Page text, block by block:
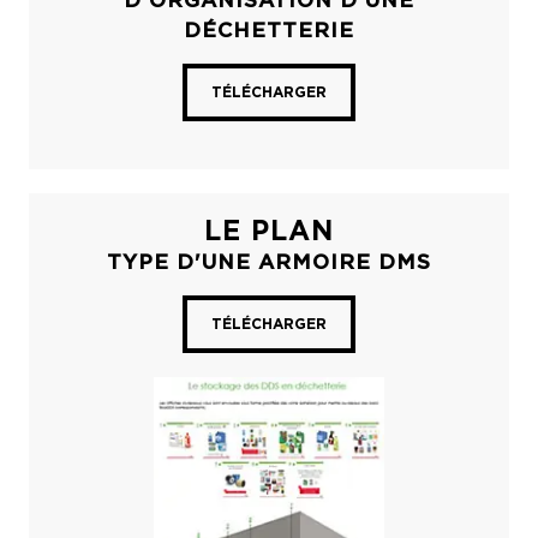
DÉCHETTERIE
TÉLÉCHARGER
LE PLAN
TYPE D'UNE ARMOIRE DMS
TÉLÉCHARGER